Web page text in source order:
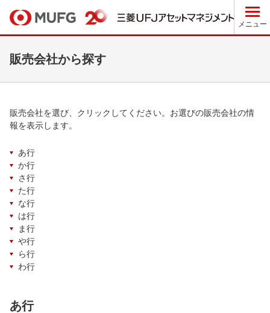
メニュー
販売会社から探す
販売会社を選び、クリックしてください。お選びの販売会社の情
報を表示します。
あ行
か行
さ行
た行
な行
は行
ま行
や行
ら行
わ行
あ行